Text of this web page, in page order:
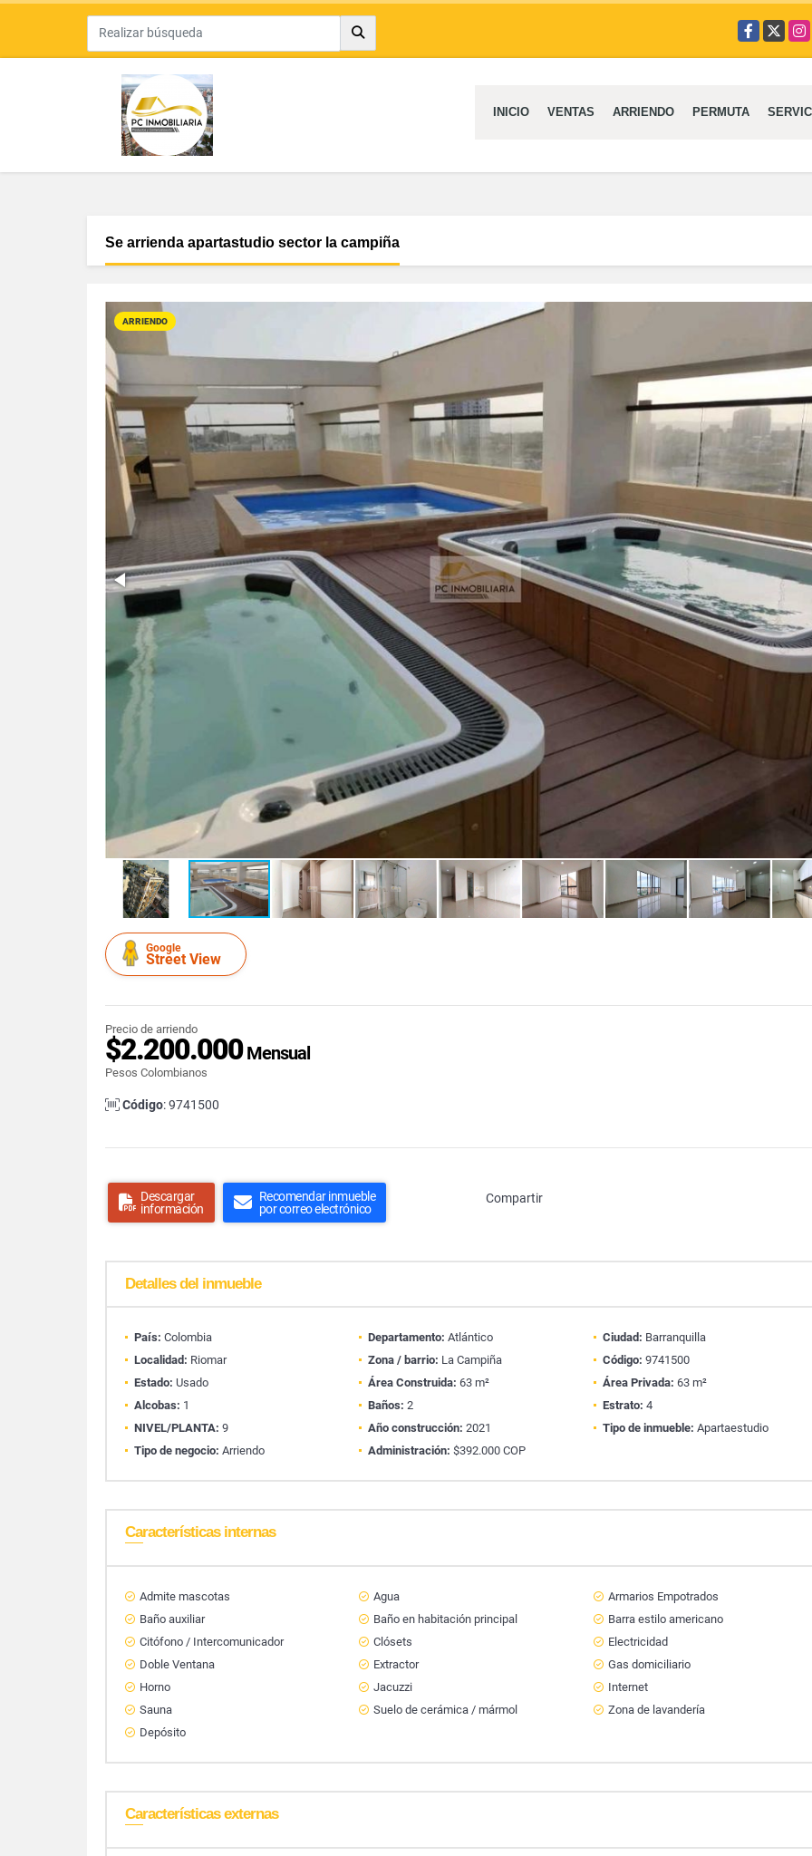
Facebook
X
INICIO VENTAS ARRIENDO PERMUTA
Se arrienda apartastudio sector la campiña
ARRIENDO
Google
Street View
Precio de arriendo
$2.200.000Mensual
Pesos Colombianos
Código: 9741500
Descargar
información
Recomendar inmueble
por correo electrónico
Compartir
Detalles del inmueble
País: Colombia Departamento: Atlántico Ciudad: Barranquilla
Localidad: Riomar Zona / barrio: La Campiña Código: 9741500
Estado: Usado Área Construida: 63 m² Área Privada: 63 m²
Alcobas: 1 Baños: 2 Estrato: 4
NIVEL/PLANTA: 9 Año construcción: 2021 Tipo de inmueble: Apartaestudio
Tipo de negocio: Arriendo Administración: $392.000 COP
Características internas
Admite mascotas Agua
Armarios Empotrados
Baño auxiliar
Baño en habitación principal
Barra estilo americano
Citófono / Intercomunicador
Clósets
Electricidad
Doble Ventana
Extractor
Gas domiciliario
Horno
Jacuzzi
Internet
Sauna
Suelo de cerámica / mármol
Zona de lavandería
Depósito
Características externas